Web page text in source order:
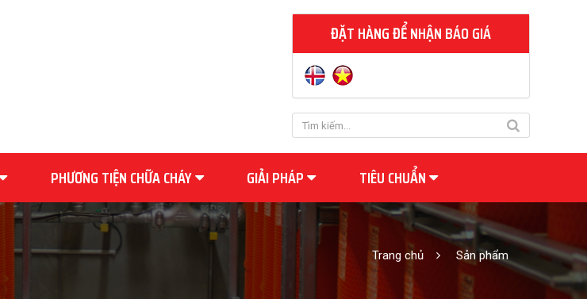
ĐẶT HÀNG ĐỂ NHẬN BÁO GIÁ
PHƯƠNG TIỆN CHỮA CHÁY GIẢI PHÁP TIÊU CHUẨN
Trang chủ Sản phẩm